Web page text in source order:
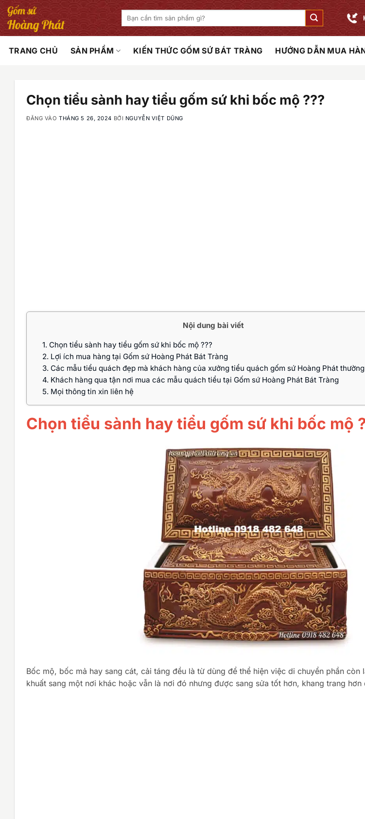
Bỏ
qua
nội
Tìm
kiếm:
TRANG CHỦ SẢN PHẨM KIẾN THỨC GỐM SỨ BÁT TRÀNG HƯỚNG DẪN MUA
Chọn tiểu sành hay tiểu gốm sứ khi bốc mộ ???
ĐĂNG VÀOTHÁNG 5 26, 2024 BỞI NGUYỄN VIỆT DŨNG
Nội dung bài viết
1. Chọn tiểu sành hay tiểu gốm sứ khi bốc mộ ???
2. Lợi ích mua hàng tại Gốm sứ Hoàng Phát Bát Tràng
3. Các mẫu tiểu quách đẹp mà khách hàng của xưởng tiểu quách gốm sứ Hoàng Phát
4. Khách hàng qua tận nơi mua các mẫu quách tiểu tại Gốm sứ Hoàng Phát Bát Tràng
5. Mọi thông tin xin liên hệ
Chọn tiểu sành hay tiểu gốm sứ khi bốc mộ
Bốc mộ, bốc mả hay sang cát, cải táng đều là từ dùng để thể hiện việc di chuyển phần còn
khuất sang một nơi khác hoặc vẫn là nơi đó nhưng được sang sửa tốt hơn, khang trang